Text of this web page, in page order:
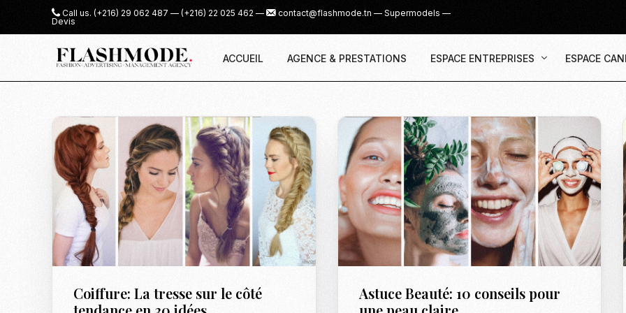
Call us. (+216) 29 062 487 — (+216) 22 025 462 — contact@flashmode.tn — Supermodels —
Devis
ACCUEIL AGENCE & PRESTATIONS ESPACE ENTREPRISES
Demande Devis
Agence & Prestations
Recruter des Créateurs UGC
ESPACE
Inscription
UGC
Casting
Cover Girl
Casting IG
Casting
Coiffure: La tresse sur le côté
Astuce Beauté: 10 conseils pour